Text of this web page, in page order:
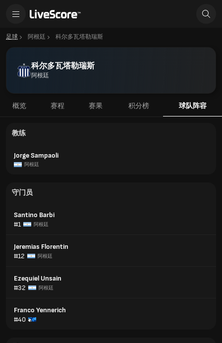
足球 阿根廷 科尔多瓦塔勒瑞斯
科尔多瓦塔勒瑞斯
阿根廷
概览 赛程 赛果 积分榜 球队阵容
教练
Jorge Sampaoli
阿根廷
守门员
Santino Barbi
#1
阿根廷
Jeremias Florentin
#12
阿根廷
Ezequiel Unsain
#32
阿根廷
Franco Yennerich
#40